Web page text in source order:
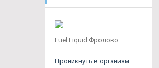
Fuel Liquid Фролово
Проникнуть в организм